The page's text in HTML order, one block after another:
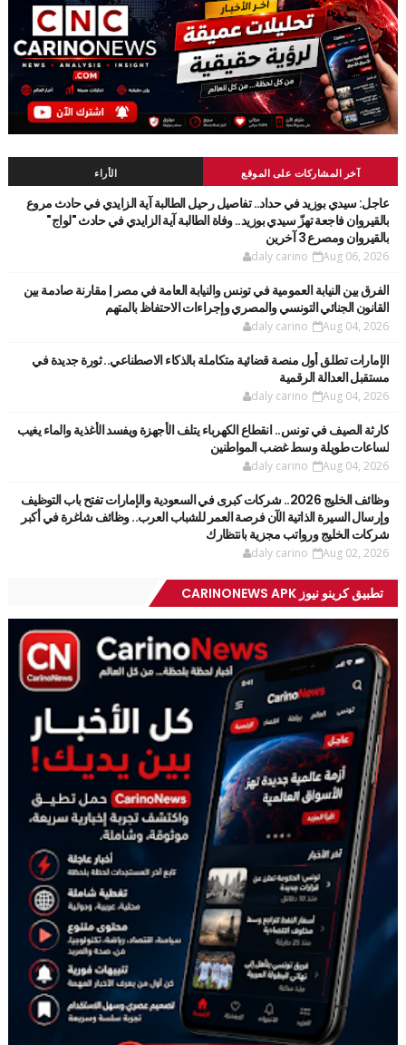
آخر المشاركات على الموقع الأراء
عاجل: سيدي بوزيد في حداد.. تفاصيل رحيل الطالبة آية الزايدي في حادث مروع
بالقيروان فاجعة تهزّ سيدي بوزيد.. وفاة الطالبة آية الزايدي في حادث "لواج"
بالقيروان ومصرع 3 آخرين
daly carino Aug 06, 2026
الفرق بين النيابة العمومية في تونس والنيابة العامة في مصر | مقارنة صادمة بين
القانون الجنائي التونسي والمصري وإجراءات الاحتفاظ بالمتهم
daly carino Aug 04, 2026
الإمارات تطلق أول منصة قضائية متكاملة بالذكاء الاصطناعي.. ثورة جديدة في
مستقبل العدالة الرقمية
daly carino Aug 04, 2026
كارثة الصيف في تونس.. انقطاع الكهرباء يتلف الأجهزة ويفسد الأغذية والماء يغيب
لساعات طويلة وسط غضب المواطنين
daly carino Aug 04, 2026
وظائف الخليج 2026.. شركات كبرى في السعودية والإمارات تفتح باب التوظيف
وإرسال السيرة الذاتية الآن فرصة العمر للشباب العرب.. وظائف شاغرة في أكبر
شركات الخليج ورواتب مجزية بانتظارك
daly carino Aug 02, 2026
تطبيق كرينو نيوز CARINONEWS APK